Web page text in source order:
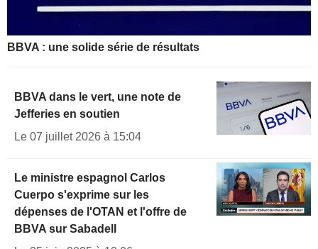
BBVA : une solide série de résultats
BBVA dans le vert, une note de
Jefferies en soutien
Le 07 juillet 2026 à 15:04
Le ministre espagnol Carlos
Cuerpo s'exprime sur les
dépenses de l'OTAN et l'offre de
BBVA sur Sabadell